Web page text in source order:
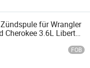
für Wrangler
Cherokee 3.6L Liberty
Coolway 3.6L
3.6L
FOB